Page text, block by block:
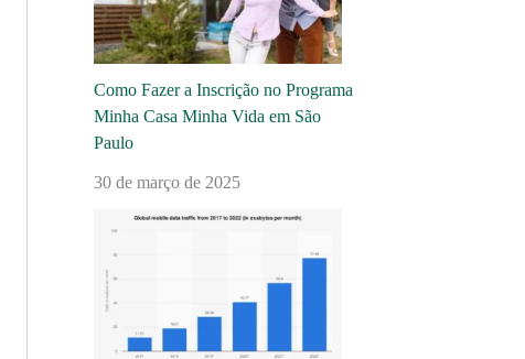
Como Fazer a Inscrição no Programa
Minha Casa Minha Vida em São
Paulo
30 de março de 2025